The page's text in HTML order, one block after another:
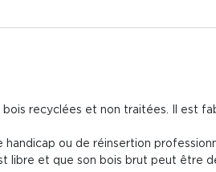
recyclées et non traitées. Il est
ou de réinsertion
libre et que son bois brut peut être